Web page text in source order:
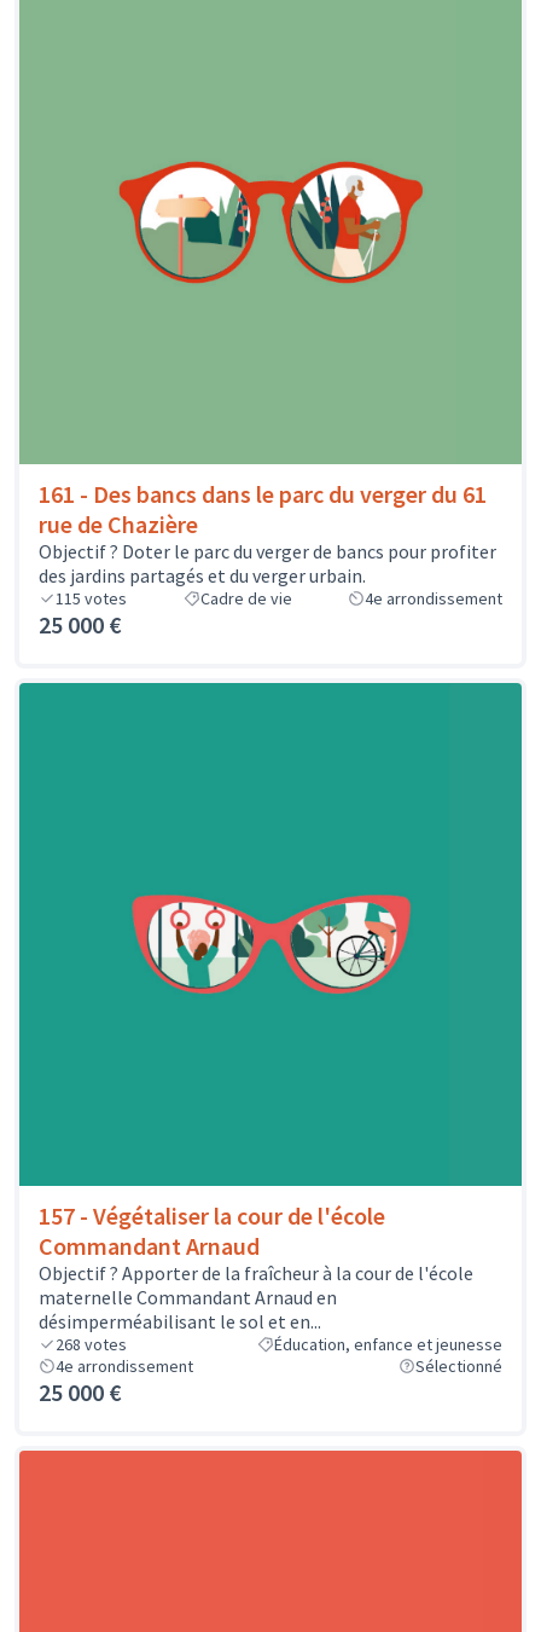
161 - Des bancs dans le parc du verger du 61
rue de Chazière
Objectif ? Doter le parc du verger de bancs pour profiter
des jardins partagés et du verger urbain.
115 votes Cadre de vie 4e arrondissement
25 000 €
157 - Végétaliser la cour de l'école
Commandant Arnaud
Objectif ? Apporter de la fraîcheur à la cour de l'école
maternelle Commandant Arnaud en
désimperméabilisant le sol et en...
268 votes
Éducation, enfance et jeunesse
4e arrondissement
Sélectionné
25 000 €